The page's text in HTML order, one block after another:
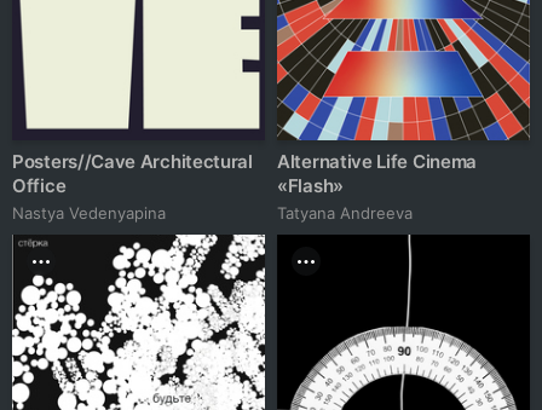
Posters//Cave Architectural
Office
Nastya Vedenyapina
Alternative Life Cinema
«Flash»
Tatyana Andreeva